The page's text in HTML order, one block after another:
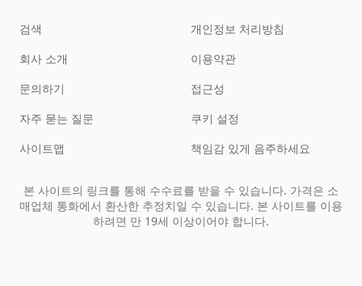
검색
회사 소개
문의하기
자주 묻는 질문
사이트맵
개인정보 처리방침
이용약관
접근성
쿠키 설정
책임감 있게 음주하세요
본 사이트의 링크를 통해 수수료를 받을 수 있습니다. 가격은 소
매업체 통화에서 환산한 추정치일 수 있습니다. 본 사이트를 이용
하려면 만 19세 이상이어야 합니다.